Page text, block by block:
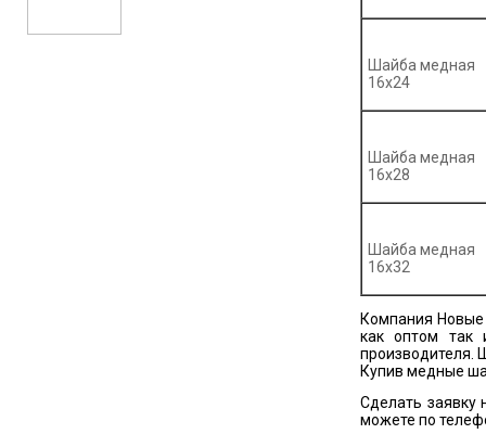
Шайба медная
16х24
Шайба медная
16х28
Шайба медная
16х32
Компания
как оптом так
производителя.
Купив медные
Сделать заявку
можете по